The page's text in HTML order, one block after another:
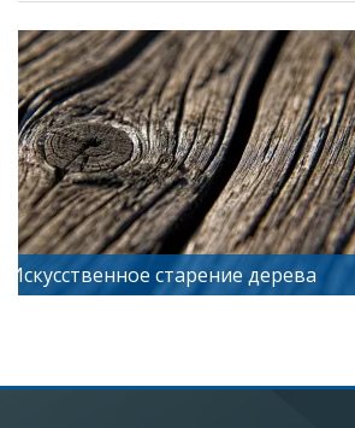
Искусственное старение дерева